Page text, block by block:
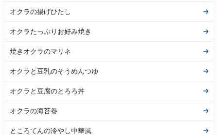
オクラの揚げひたし
オクラたっぷりお好み焼き
焼きオクラのマリネ
オクラと豆乳のそうめんつゆ
オクラと豆腐のとろろ丼
オクラの海苔巻
ところてんの冷やし中華風